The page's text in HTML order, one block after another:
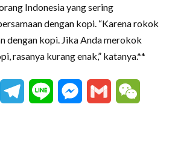
Indonesia yang sering
dengan kopi. “Karena rokok
dengan kopi. Jika Anda merokok
rasanya kurang enak,” katanya.**
Email Telegram
Line Messenger
Gmail